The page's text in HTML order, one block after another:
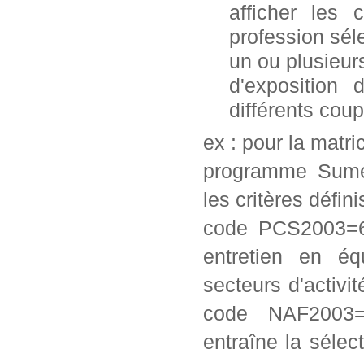
afficher les
profession
un ou
d'exposition
différents
ex : pour la
programme
les critères
code
entretien en
secteurs
code
entraîne la